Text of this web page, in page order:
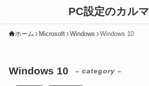
PC設定のカルマ
ホーム Microsoft Windows Windows 10
Windows 10 – category –